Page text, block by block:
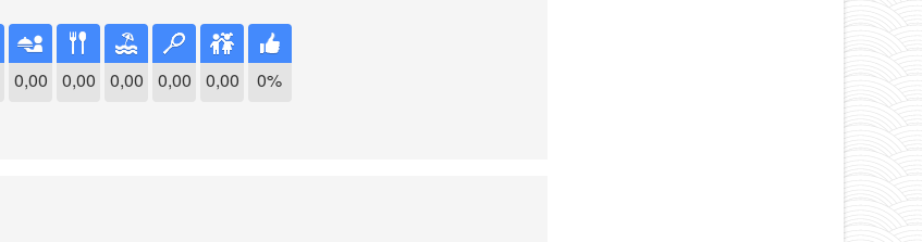
0,00 0,00 0,00 0,00 0,00 0%